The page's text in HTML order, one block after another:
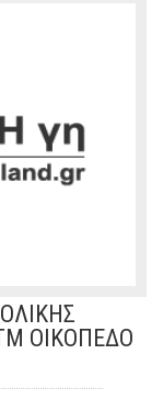
ΟΙΚΟΠΕΔΟ